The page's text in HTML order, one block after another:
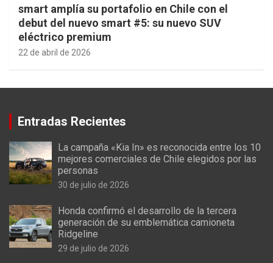
smart amplía su portafolio en Chile con el
debut del nuevo smart #5: su nuevo SUV
eléctrico premium
22 de abril de 2026
Entradas Recientes
La campaña «Kia In» es reconocida entre los 10
mejores comerciales de Chile elegidos por las
personas
30 de julio de 2026
Honda confirmó el desarrollo de la tercera
generación de su emblemática camioneta
Ridgeline
29 de julio de 2026